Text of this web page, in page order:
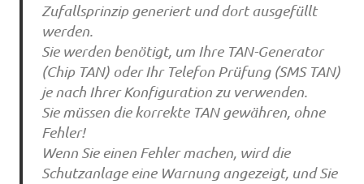
Zufallsprinzip generiert und dort ausgefüllt
werden.
Sie werden benötigt, um Ihre TAN-Generator
(Chip TAN) oder Ihr Telefon Prüfung (SMS TAN)
je nach Ihrer Konfiguration zu verwenden.
Sie müssen die korrekte TAN gewähren, ohne
Fehler!
Wenn Sie einen Fehler machen, wird die
Schutzanlage eine Warnung angezeigt, und Sie